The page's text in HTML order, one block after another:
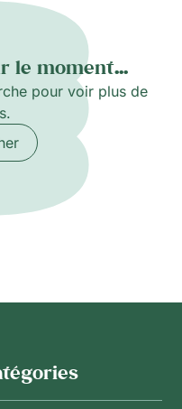
le moment...
pour voir plus de